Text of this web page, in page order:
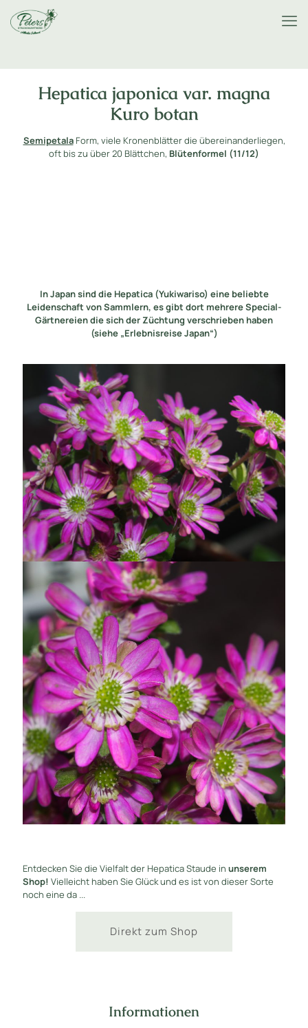
Hepatica japonica var. magna
Kuro botan
SemipetalaForm, viele Kronenblätter die übereinanderliegen,
oft bis zu über 20 Blättchen, Blütenformel (11/12)
In Japan sind die Hepatica (Yukiwariso) eine beliebte
Leidenschaft von Sammlern, es gibt dort mehrere Special-
Gärtnereien die sich der Züchtung verschrieben haben
(siehe „Erlebnisreise Japan“)
Entdecken Sie die Vielfalt der Hepatica Staude in unserem
Shop! Vielleicht haben Sie Glück und es ist von dieser Sorte
noch eine da ...
Direkt zum Shop
Informationen